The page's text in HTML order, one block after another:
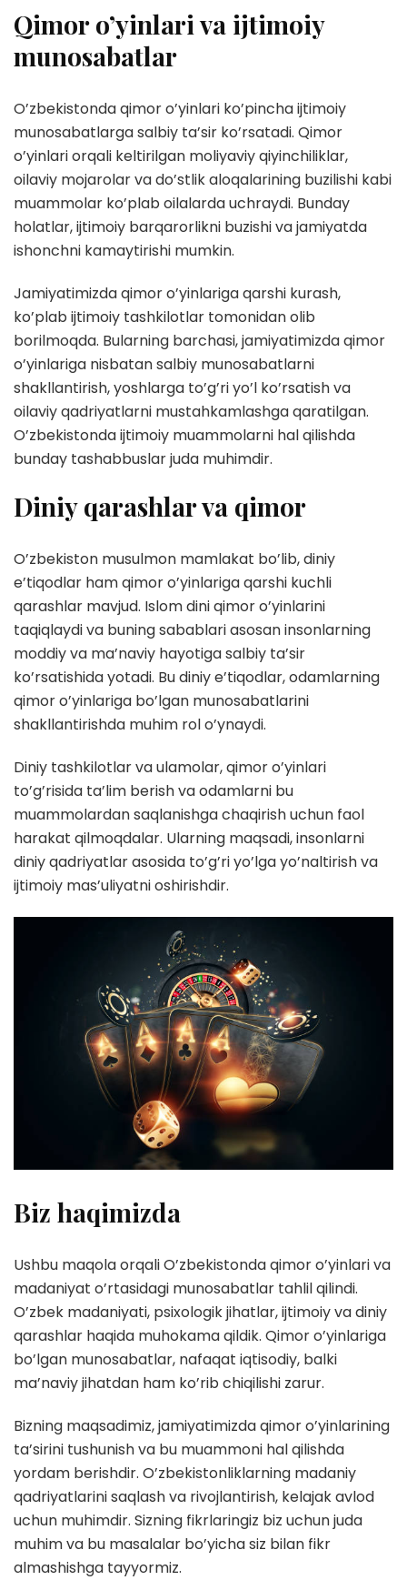
Qimor o’yinlari va ijtimoiy
munosabatlar
O’zbekistonda qimor o’yinlari ko’pincha ijtimoiy
munosabatlarga salbiy ta’sir ko’rsatadi. Qimor
o’yinlari orqali keltirilgan moliyaviy qiyinchiliklar,
oilaviy mojarolar va do’stlik aloqalarining buzilishi kabi
muammolar ko’plab oilalarda uchraydi. Bunday
holatlar, ijtimoiy barqarorlikni buzishi va jamiyatda
ishonchni kamaytirishi mumkin.
Jamiyatimizda qimor o’yinlariga qarshi kurash,
ko’plab ijtimoiy tashkilotlar tomonidan olib
borilmoqda. Bularning barchasi, jamiyatimizda qimor
o’yinlariga nisbatan salbiy munosabatlarni
shakllantirish, yoshlarga to’g’ri yo’l ko’rsatish va
oilaviy qadriyatlarni mustahkamlashga qaratilgan.
O’zbekistonda ijtimoiy muammolarni hal qilishda
bunday tashabbuslar juda muhimdir.
Diniy qarashlar va qimor
O’zbekiston musulmon mamlakat bo’lib, diniy
e’tiqodlar ham qimor o’yinlariga qarshi kuchli
qarashlar mavjud. Islom dini qimor o’yinlarini
taqiqlaydi va buning sabablari asosan insonlarning
moddiy va ma’naviy hayotiga salbiy ta’sir
ko’rsatishida yotadi. Bu diniy e’tiqodlar, odamlarning
qimor o’yinlariga bo’lgan munosabatlarini
shakllantirishda muhim rol o’ynaydi.
Diniy tashkilotlar va ulamolar, qimor o’yinlari
to’g’risida ta’lim berish va odamlarni bu
muammolardan saqlanishga chaqirish uchun faol
harakat qilmoqdalar. Ularning maqsadi, insonlarni
diniy qadriyatlar asosida to’g’ri yo’lga yo’naltirish va
ijtimoiy mas’uliyatni oshirishdir.
Biz haqimizda
Ushbu maqola orqali O’zbekistonda qimor o’yinlari va
madaniyat o’rtasidagi munosabatlar tahlil qilindi.
O’zbek madaniyati, psixologik jihatlar, ijtimoiy va diniy
qarashlar haqida muhokama qildik. Qimor o’yinlariga
bo’lgan munosabatlar, nafaqat iqtisodiy, balki
ma’naviy jihatdan ham ko’rib chiqilishi zarur.
Bizning maqsadimiz, jamiyatimizda qimor o’yinlarining
ta’sirini tushunish va bu muammoni hal qilishda
yordam berishdir. O’zbekistonliklarning madaniy
qadriyatlarini saqlash va rivojlantirish, kelajak avlod
uchun muhimdir. Sizning fikrlaringiz biz uchun juda
muhim va bu masalalar bo’yicha siz bilan fikr
almashishga tayyormiz.